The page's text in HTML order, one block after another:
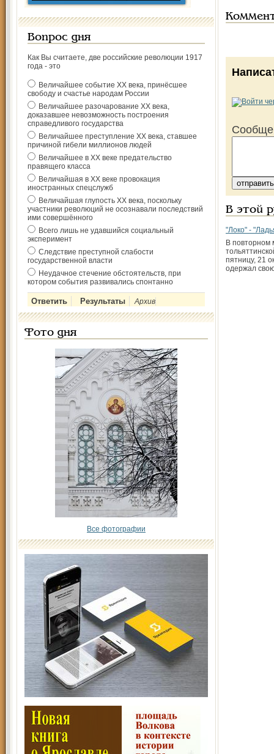
Вопрос дня
Как Вы считаете, две российские революции 1917
года - это
Величайшее событие ХХ века, принёсшее
свободу и счастье народам России
Величайшее разочарование ХХ века,
доказавшее невозможность построения
справедливого государства
Величайшее преступление ХХ века, ставшее
причиной гибели миллионов людей
Величайшее в ХХ веке предательство
правящего класса
Величайшая в ХХ веке провокация
иностранных спецслужб
Величайшая глупость ХХ века, поскольку
участники революций не осознавали последствий
ими совершённого
Всего лишь не удавшийся социальный
эксперимент
Следствие преступной слабости
государственной власти
Неудачное стечение обстоятельств, при
котором события развивались спонтанно
Архив
Фото дня
Все фотографии
В этой
"Локо" -
В повторном
пятницу, 21
одержал